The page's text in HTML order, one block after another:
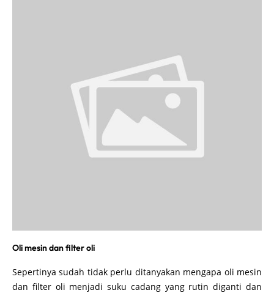
Oli mesin dan filter oli
Sepertinya sudah tidak perlu ditanyakan mengapa oli mesin
dan filter oli menjadi suku cadang yang rutin diganti dan